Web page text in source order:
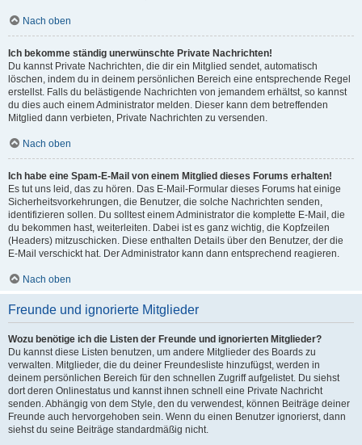
Nach oben
Ich bekomme ständig unerwünschte Private Nachrichten!
Du kannst Private Nachrichten, die dir ein Mitglied sendet, automatisch
löschen, indem du in deinem persönlichen Bereich eine entsprechende Regel
erstellst. Falls du belästigende Nachrichten von jemandem erhältst, so kannst
du dies auch einem Administrator melden. Dieser kann dem betreffenden
Mitglied dann verbieten, Private Nachrichten zu versenden.
Nach oben
Ich habe eine Spam-E-Mail von einem Mitglied dieses Forums erhalten!
Es tut uns leid, das zu hören. Das E-Mail-Formular dieses Forums hat einige
Sicherheitsvorkehrungen, die Benutzer, die solche Nachrichten senden,
identifizieren sollen. Du solltest einem Administrator die komplette E-Mail, die
du bekommen hast, weiterleiten. Dabei ist es ganz wichtig, die Kopfzeilen
(Headers) mitzuschicken. Diese enthalten Details über den Benutzer, der die
E-Mail verschickt hat. Der Administrator kann dann entsprechend reagieren.
Nach oben
Freunde und ignorierte Mitglieder
Wozu benötige ich die Listen der Freunde und ignorierten Mitglieder?
Du kannst diese Listen benutzen, um andere Mitglieder des Boards zu
verwalten. Mitglieder, die du deiner Freundesliste hinzufügst, werden in
deinem persönlichen Bereich für den schnellen Zugriff aufgelistet. Du siehst
dort deren Onlinestatus und kannst ihnen schnell eine Private Nachricht
senden. Abhängig von dem Style, den du verwendest, können Beiträge deiner
Freunde auch hervorgehoben sein. Wenn du einen Benutzer ignorierst, dann
siehst du seine Beiträge standardmäßig nicht.